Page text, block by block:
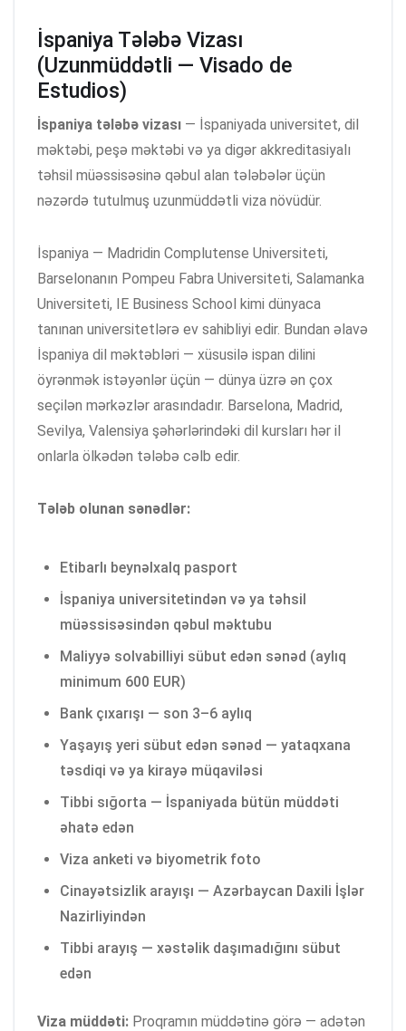
İspaniya Tələbə Vizası
(Uzunmüddətli — Visado de
Estudios)
İspaniya tələbə vizası — İspaniyada universitet, dil
məktəbi, peşə məktəbi və ya digər akkreditasiyalı
təhsil müəssisəsinə qəbul alan tələbələr üçün
nəzərdə tutulmuş uzunmüddətli viza növüdür.
İspaniya — Madridin Complutense Universiteti,
Barselonanın Pompeu Fabra Universiteti, Salamanka
Universiteti, IE Business School kimi dünyaca
tanınan universitetlərə ev sahibliyi edir. Bundan əlavə
İspaniya dil məktəbləri — xüsusilə ispan dilini
öyrənmək istəyənlər üçün — dünya üzrə ən çox
seçilən mərkəzlər arasındadır. Barselona, Madrid,
Sevilya, Valensiya şəhərlərindəki dil kursları hər il
onlarla ölkədən tələbə cəlb edir.
Tələb olunan sənədlər:
Etibarlı beynəlxalq pasport
İspaniya universitetindən və ya təhsil
müəssisəsindən qəbul məktubu
Maliyyə solvabilliyi sübut edən sənəd (aylıq
minimum 600 EUR)
Bank çıxarışı — son 3–6 aylıq
Yaşayış yeri sübut edən sənəd — yataqxana
təsdiqi və ya kirayə müqaviləsi
Tibbi sığorta — İspaniyada bütün müddəti
əhatə edən
Viza anketi və biyometrik foto
Cinayətsizlik arayışı — Azərbaycan Daxili İşlər
Nazirliyindən
Tibbi arayış — xəstəlik daşımadığını sübut
edən
Viza müddəti: Proqramın müddətinə görə — adətən